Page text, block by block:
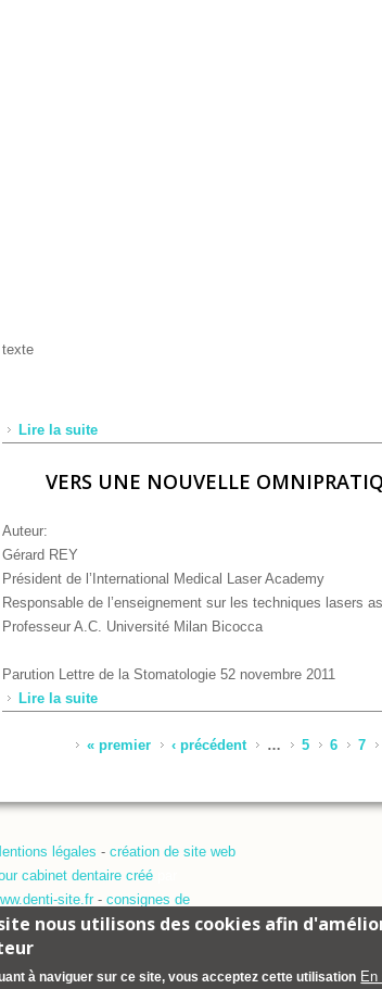
texte
Lire la suite
VERS UNE NOUVELLE
Auteur:
Gérard REY
Président de l’International Medical Laser Academy
Responsable de l’enseignement sur les techniques lasers
Professeur A.C. Université Milan Bicocca
Parution Lettre de la Stomatologie 52 novembre 2011
Lire la suite
« premier ‹ précédent … 5 6 7
légales - création de site web
cabinet dentaire créé
site.fr - consignes de
d'article-Contacter le site
nous utilisons des cookies afin
à naviguer sur ce site, vous acceptez cette utilisation En